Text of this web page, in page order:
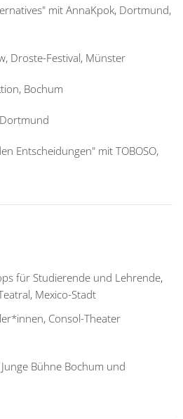
mit AnnaKpok, Dortmund,
Droste-Festival, Münster
Bochum
Entscheidungen" mit TOBOSO,
für Studierende und Lehrende,
Mexico-Stadt
Consol-Theater
Bühne Bochum und